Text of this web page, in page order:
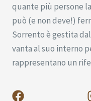
quante più persone
può (e non deve!)
Sorrento è gestita
vanta al suo interno
rappresentano un